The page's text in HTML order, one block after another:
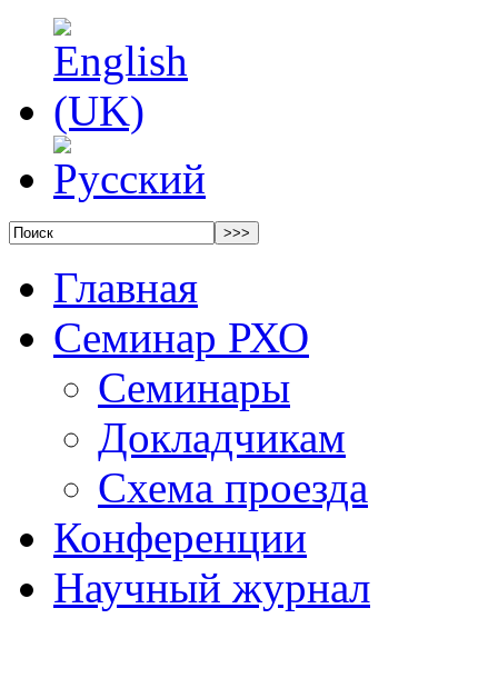
Главная
Семинар РХО
Семинары
Докладчикам
Схема проезда
Конференции
Научный журнал